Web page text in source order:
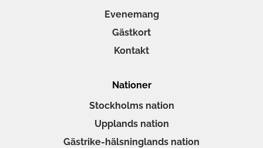
Evenemang
Gästkort
Kontakt
Nationer
Stockholms nation
Upplands nation
Gästrike-hälsninglands nation